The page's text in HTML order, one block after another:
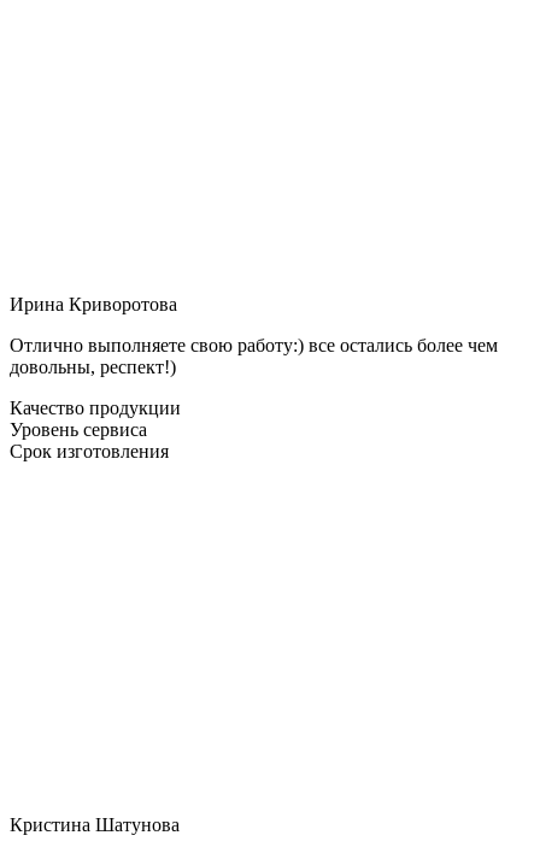
Ирина Криворотова
Отлично выполняете свою работу:) все остались более чем
довольны, респект!)
Качество продукции
Уровень сервиса
Срок изготовления
Кристина Шатунова